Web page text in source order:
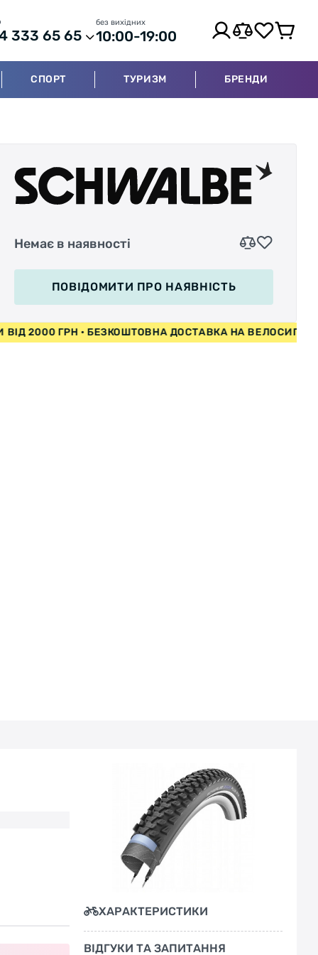
333 65 65
без вихідних
10:00-19:00
СПОРТ ТУРИЗМ БРЕНДИ
Немає в наявності
ПОВІДОМИТИ ПРО НАЯВНІСТЬ
ВІД 2000 ГРН • БЕЗКОШТОВНА ДОСТАВКА НА
ХАРАКТЕРИСТИКИ
ВІДГУКИ ТА ЗАПИТАННЯ